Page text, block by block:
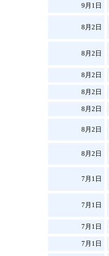
9月1日
8月2日
8月2日
8月2日
8月2日
8月2日
8月2日
8月2日
7月1日
7月1日
7月1日
7月1日